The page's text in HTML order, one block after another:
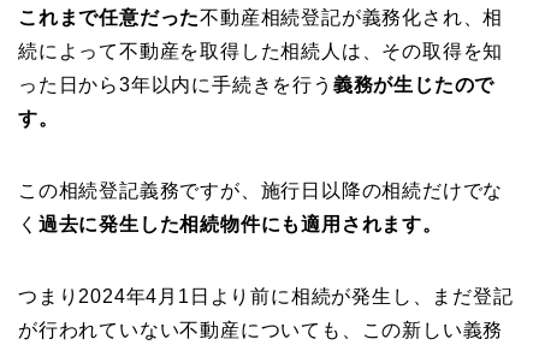
これまで任意だった不動産相続登記が義務化され、相
続によって不動産を取得した相続人は、その取得を知
った日から3年以内に手続きを行う 義務が生じたので
す。
この相続登記義務ですが、施行日以降の相続だけでな
く 過去に発生した相続物件にも適用されます。
つまり2024年4月1日より前に相続が発生し、まだ登記
が行われていない不動産についても、この新しい義務